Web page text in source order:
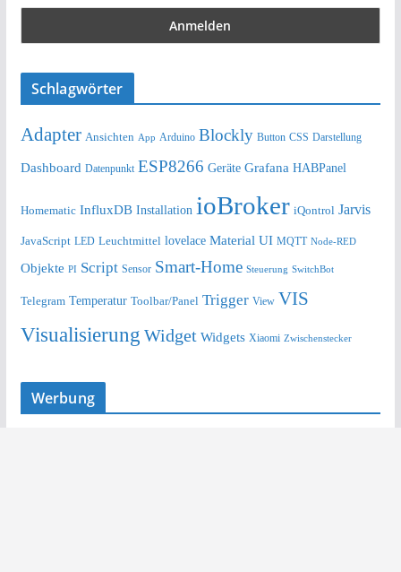
Schlagwörter
Adapter Ansichten App Arduino Blockly Button CSS Darstellung
Dashboard Datenpunkt ESP8266 Geräte Grafana HABPanel
Homematic InfluxDB Installation ioBroker iQontrol Jarvis
JavaScript LED Leuchtmittel lovelace Material UI MQTT Node-RED
Objekte PI Script Sensor Smart-Home Steuerung SwitchBot
Telegram Temperatur Toolbar/Panel Trigger View VIS
Visualisierung Widget Widgets Xiaomi Zwischenstecker
Werbung